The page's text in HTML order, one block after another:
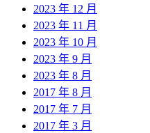
2023 年 12 月
2023 年 11 月
2023 年 10 月
2023 年 9 月
2023 年 8 月
2017 年 8 月
2017 年 7 月
2017 年 3 月